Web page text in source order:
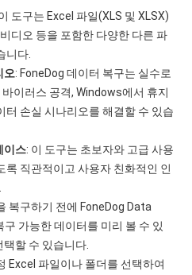
도구는 Excel 파일(XLS 및 XLSX)
디오 등을 포함한 다양한 다른 파
니다.
오: FoneDog 데이터 복구는 실수로
이러스 공격, Windows에서 휴지
터 손실 시나리오를 해결할 수 있습
이스: 이 도구는 초보자와 고급 사용
록 직관적이고 사용자 친화적인 인
복구하기 전에 FoneDog Data
가능한 데이터를 미리 볼 수 있
할 수 있습니다.
Excel 파일이나 폴더를 선택하여